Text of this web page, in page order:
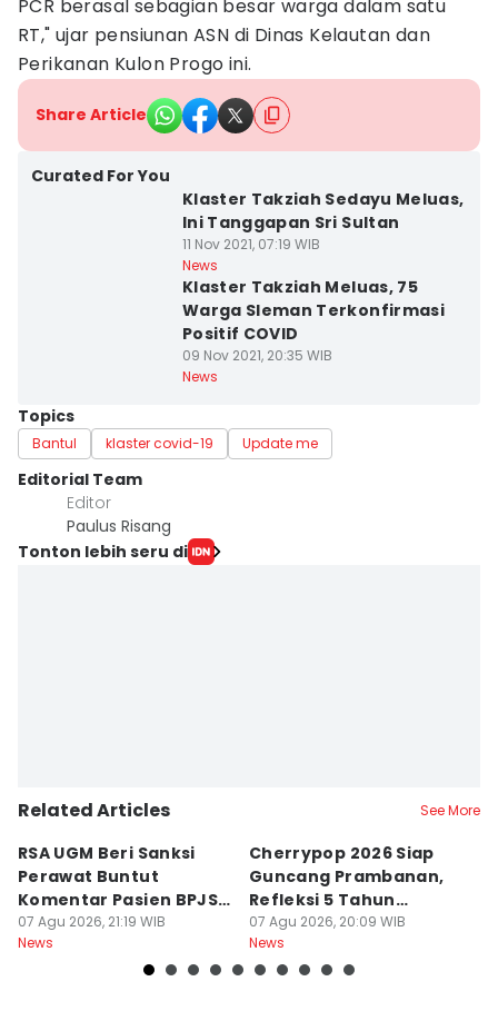
PCR berasal sebagian besar warga dalam satu
RT," ujar pensiunan ASN di Dinas Kelautan dan
Perikanan Kulon Progo ini.‎
Share Article
Curated For You
Klaster Takziah Sedayu Meluas,
Ini Tanggapan Sri Sultan
11 Nov 2021, 07:19 WIB
News
Klaster Takziah Meluas, 75
Warga Sleman Terkonfirmasi
Positif COVID
09 Nov 2021, 20:35 WIB
News
Topics
Bantul klaster covid-19 Update me
Editorial Team
Editor
Paulus Risang
Tonton lebih seru di
Related Articles See More
RSA UGM Beri Sanksi
Perawat Buntut
Komentar Pasien BPJS
di Medsos
07 Agu 2026, 21:19 WIB
News
Cherrypop 2026 Siap
Guncang Prambanan,
Refleksi 5 Tahun
Perjalanan
07 Agu 2026, 20:09 WIB
News